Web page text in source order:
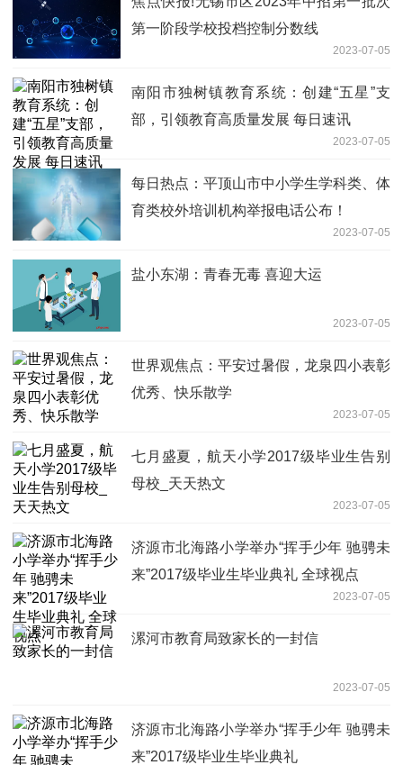
第一阶段学校投档控制分数线
2023-07-05
南阳市独树镇教育系统：创建“五星”支
部，引领教育高质量发展 每日速讯
2023-07-05
每日热点：平顶山市中小学生学科类、体
育类校外培训机构举报电话公布！
2023-07-05
盐小东湖：青春无毒 喜迎大运
2023-07-05
世界观焦点：平安过暑假，龙泉四小表彰
优秀、快乐散学
2023-07-05
七月盛夏，航天小学2017级毕业生告别
母校_天天热文
2023-07-05
济源市北海路小学举办“挥手少年 驰骋未
来”2017级毕业生毕业典礼 全球视点
2023-07-05
漯河市教育局致家长的一封信
2023-07-05
济源市北海路小学举办“挥手少年 驰骋未
来”2017级毕业生毕业典礼